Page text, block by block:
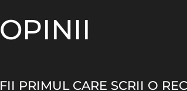
OPINII
FII PRIMUL CARE SCRII O